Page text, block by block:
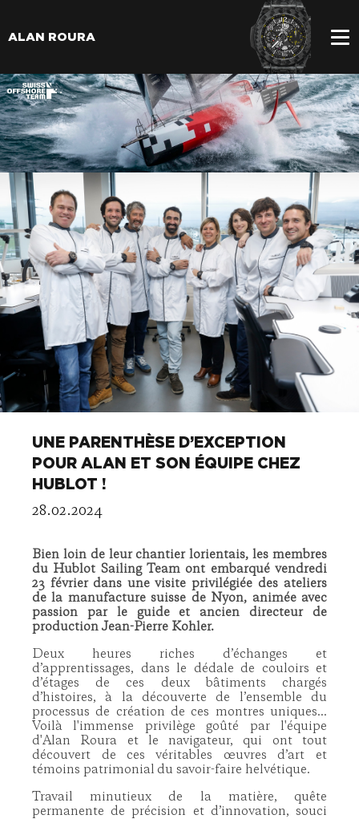
ALAN ROURA
UNE PARENTHÈSE D’EXCEPTION
POUR ALAN ET SON ÉQUIPE CHEZ
HUBLOT !
28.02.2024
Bien loin de leur chantier lorientais, les membres
du Hublot Sailing Team ont embarqué vendredi
23 février dans une visite privilégiée des ateliers
de la manufacture suisse de Nyon, animée avec
passion par le guide et ancien directeur de
production Jean-Pierre Kohler.
Deux heures riches d’échanges et
d’apprentissages, dans le dédale de couloirs et
d’étages de ces deux bâtiments chargés
d’histoires, à la découverte de l’ensemble du
processus de création de ces montres uniques...
Voilà l'immense privilège goûté par l'équipe
d'Alan Roura et le navigateur, qui ont tout
découvert de ces véritables œuvres d’art et
témoins patrimonial du savoir-faire helvétique.
Travail minutieux de la matière, quête
permanente de précision et d’innovation, souci